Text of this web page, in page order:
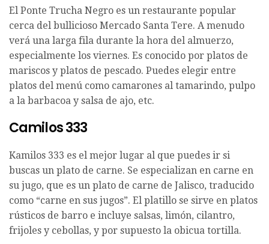
El Ponte Trucha Negro es un restaurante popular
cerca del bullicioso Mercado Santa Tere. A menudo
verá una larga fila durante la hora del almuerzo,
especialmente los viernes. Es conocido por platos de
mariscos y platos de pescado. Puedes elegir entre
platos del menú como camarones al tamarindo, pulpo
a la barbacoa y salsa de ajo, etc.
Camilos 333
Kamilos 333 es el mejor lugar al que puedes ir si
buscas un plato de carne. Se especializan en carne en
su jugo, que es un plato de carne de Jalisco, traducido
como “carne en sus jugos”. El platillo se sirve en platos
rústicos de barro e incluye salsas, limón, cilantro,
frijoles y cebollas, y por supuesto la obicua tortilla.